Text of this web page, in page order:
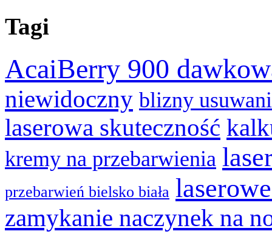
Tagi
AcaiBerry 900
niewidoczny blizny
laserowa skuteczność
kremy na przebarwienia
przebarwień bielsko biała
zamykanie naczynek na